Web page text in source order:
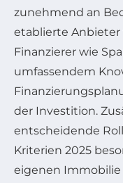
zunehmend an
etablierte Anbieter
Finanzierer wie
umfassendem
der Investition.
entscheidende
Kriterien 2025
eigenen Immobilie